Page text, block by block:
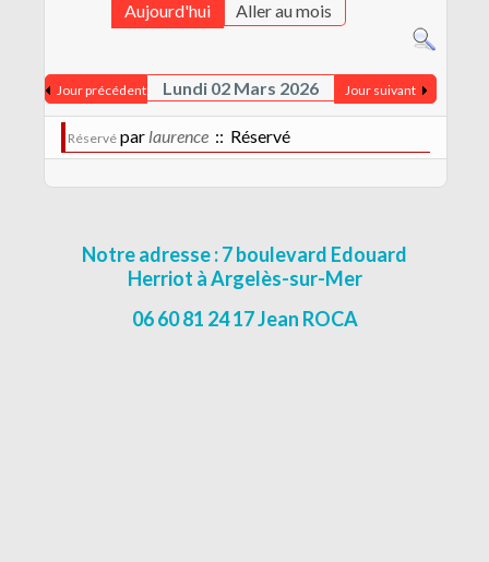
CONTACT
MENTIONS LÉGALES
Aujourd'hui
Aller au mois
Jour précédent Lundi 02 Mars 2026 Jour suivant
Réservé par laurence :: Réservé
Notre adresse : 7 boulevard Edouard
Herriot à Argelès-sur-Mer
06 60 81 24 17 Jean ROCA